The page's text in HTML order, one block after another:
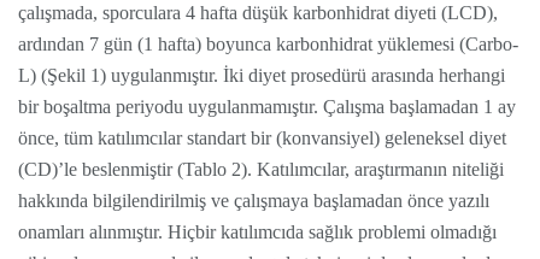
çalışmada, sporculara 4 hafta düşük karbonhidrat diyeti (LCD),
ardından 7 gün (1 hafta) boyunca karbonhidrat yüklemesi (Carbo-
L) (Şekil 1) uygulanmıştır. İki diyet prosedürü arasında herhangi
bir boşaltma periyodu uygulanmamıştır. Çalışma başlamadan 1 ay
önce, tüm katılımcılar standart bir (konvansiyel) geleneksel diyet
(CD)’le beslenmiştir (Tablo 2). Katılımcılar, araştırmanın niteliği
hakkında bilgilendirilmiş ve çalışmaya başlamadan önce yazılı
onamları alınmıştır. Hiçbir katılımcıda sağlık problemi olmadığı